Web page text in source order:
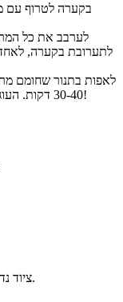
30-40 דקות. העוגה יוצאת רכה, נימוחה ובריאה יותר יחסית!
ציוד נדרש: תבנית 26 ס"מ רגילה או תבנית קוגלהוף.